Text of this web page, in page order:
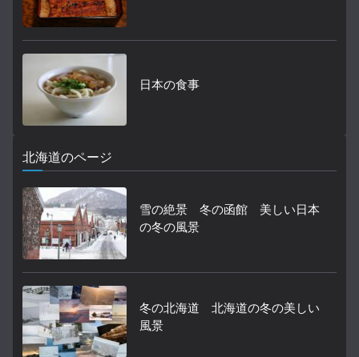
日本の食事
北海道のページ
雪の絶景 冬の函館 美しい日本
の冬の風景
冬の北海道 北海道の冬の美しい
風景